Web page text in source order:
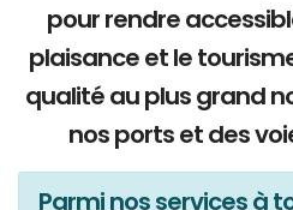
pour rendre
plaisance et le
qualité au plus grand
nos ports et des
Parmi nos services à